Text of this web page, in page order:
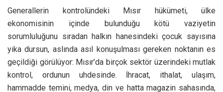
Generallerin kontrolündeki Mısır hükümeti, ülke
ekonomisinin içinde bulunduğu kötü vaziyetin
sorumluluğunu sıradan halkın hanesindeki çocuk sayısına
yıka dursun, aslında asıl konuşulması gereken noktanın es
geçildiği görülüyor: Mısır’da birçok sektör üzerindeki mutlak
kontrol, ordunun uhdesinde. İhracat, ithalat, ulaşım,
hammadde temini, medya, din ve hatta magazin sahasında,